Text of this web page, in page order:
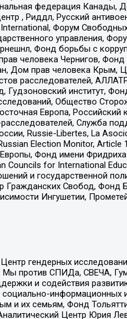
федерация Канады,
, Риддл, Русский
Форум
управления,
Фонд борьбы с
человека Чернигов,
Дом прав человека Крым,
расследователей,
Гудзоновский институт,
Общество
Европа, Российский
Служба
Russie-Libertes, La
Election Monitor, Article
Фонд имени Фридриха
for International
и государственной
Гражданских Свобод, Фонд
Ингушетии,
гендерных
против СПИДа, СВЕЧА,
и содействия
информационных
и их семьям, Фонд
Центр Юрия